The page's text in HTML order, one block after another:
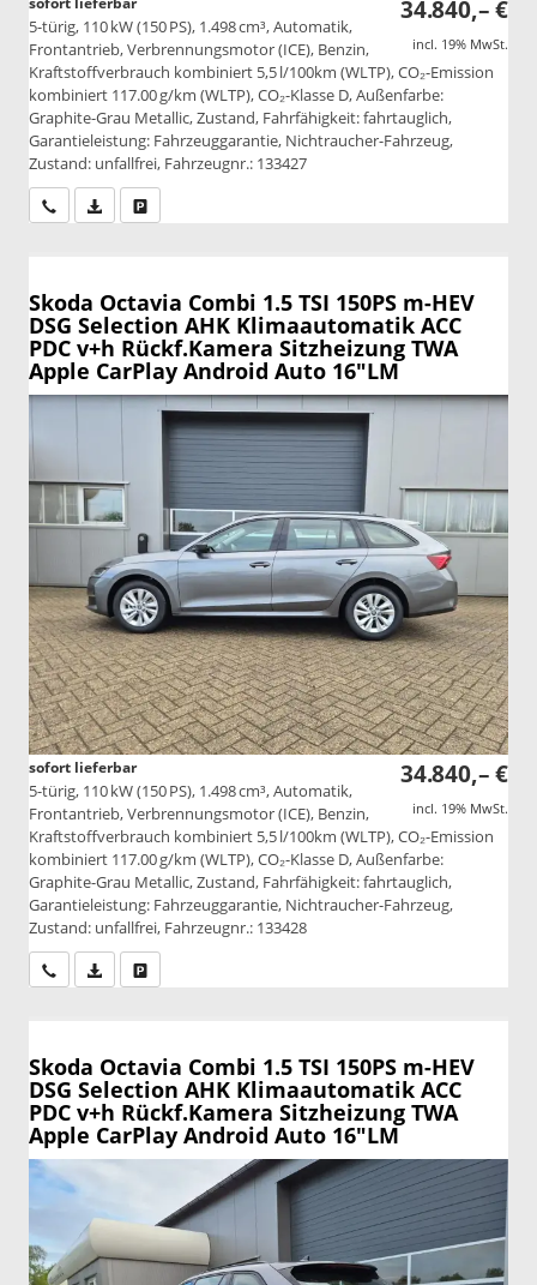
34.840,– €
incl. 19% MwSt.
5-türig, 110 kW (150 PS), 1.498 cm³, Automatik,
Frontantrieb, Verbrennungsmotor (ICE), Benzin,
Kraftstoffverbrauch kombiniert 5,5 l/100km (WLTP), CO₂-Emission
kombiniert 117.00 g/km (WLTP), CO₂-Klasse D, Außenfarbe:
Graphite-Grau Metallic, Zustand, Fahrfähigkeit: fahrtauglich,
Garantieleistung: Fahrzeuggarantie, Nichtraucher-Fahrzeug,
Zustand: unfallfrei, Fahrzeugnr.: 133427
Wir rufen Sie anPDF-Datei, Fahrzeugexposé drucken
Skoda Octavia Combi 1.5 TSI 150PS m-HEV
DSG Selection AHK Klimaautomatik ACC
PDC v+h Rückf.Kamera Sitzheizung TWA
Apple CarPlay Android Auto 16"LM
34.840,– €
incl. 19% MwSt.
sofort lieferbar
5-türig, 110 kW (150 PS), 1.498 cm³, Automatik,
Frontantrieb, Verbrennungsmotor (ICE), Benzin,
Kraftstoffverbrauch kombiniert 5,5 l/100km (WLTP), CO₂-Emission
kombiniert 117.00 g/km (WLTP), CO₂-Klasse D, Außenfarbe:
Graphite-Grau Metallic, Zustand, Fahrfähigkeit: fahrtauglich,
Garantieleistung: Fahrzeuggarantie, Nichtraucher-Fahrzeug,
Zustand: unfallfrei, Fahrzeugnr.: 133428
Wir rufen Sie anPDF-Datei, Fahrzeugexposé drucken
Skoda Octavia Combi 1.5 TSI 150PS m-HEV
DSG Selection AHK Klimaautomatik ACC
PDC v+h Rückf.Kamera Sitzheizung TWA
Apple CarPlay Android Auto 16"LM